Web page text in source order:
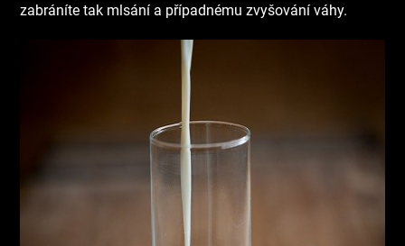
zabráníte tak mlsání a případnému zvyšování váhy.